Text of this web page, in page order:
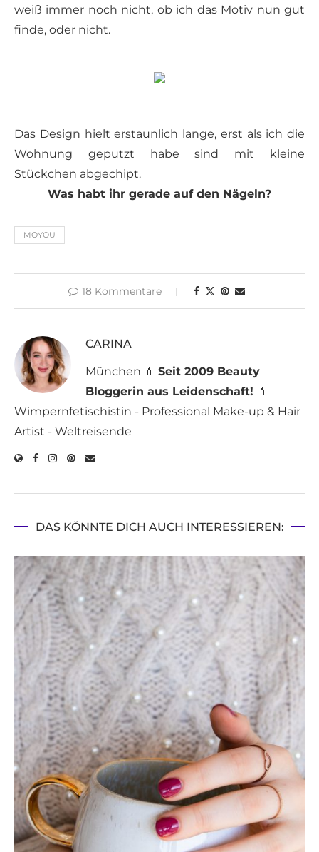
weiß immer noch nicht, ob ich das Motiv nun gut
finde, oder nicht.
Das Design hielt erstaunlich lange, erst als ich die
Wohnung geputzt habe sind mit kleine
Stückchen abgechipt.
Was habt ihr gerade auf den Nägeln?
MOYOU
18 Kommentare
CARINA
München 💄 Seit 2009 Beauty
Bloggerin aus Leidenschaft! 💄
Wimpernfetischistin - Professional Make-up & Hair
Artist - Weltreisende
DAS KÖNNTE DICH AUCH INTERESSIEREN: